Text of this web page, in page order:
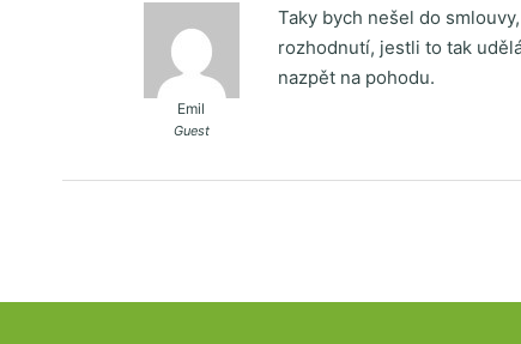
Emil
Guest
Taky bych nešel do
rozhodnutí, jestli to tak
nazpět na pohodu.